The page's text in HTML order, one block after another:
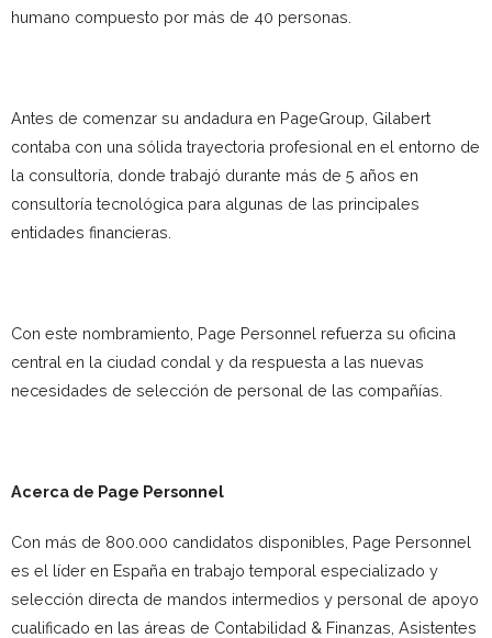
humano compuesto por más de 40 personas.
Antes de comenzar su andadura en PageGroup, Gilabert
contaba con una sólida trayectoria profesional en el entorno de
la consultoría, donde trabajó durante más de 5 años en
consultoría tecnológica para algunas de las principales
entidades financieras.
Con este nombramiento, Page Personnel refuerza su oficina
central en la ciudad condal y da respuesta a las nuevas
necesidades de selección de personal de las compañías.
Acerca de Page Personnel
Con más de 800.000 candidatos disponibles, Page Personnel
es el líder en España en trabajo temporal especializado y
selección directa de mandos intermedios y personal de apoyo
cualificado en las áreas de Contabilidad & Finanzas, Asistentes